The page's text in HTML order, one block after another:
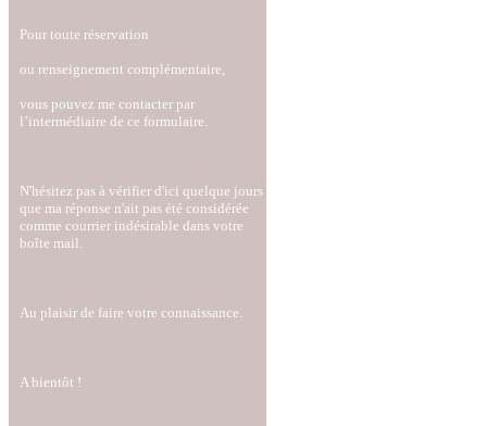
Pour toute réservation
ou renseignement complémentaire,
vous pouvez me contacter par
l’intermédiaire de ce formulaire.
N'hésitez pas à vérifier d'ici quelque jours
que ma réponse n'ait pas été considérée
comme courrier indésirable dans votre
boîte mail.
Au plaisir de faire votre connaissance.
A bientôt !